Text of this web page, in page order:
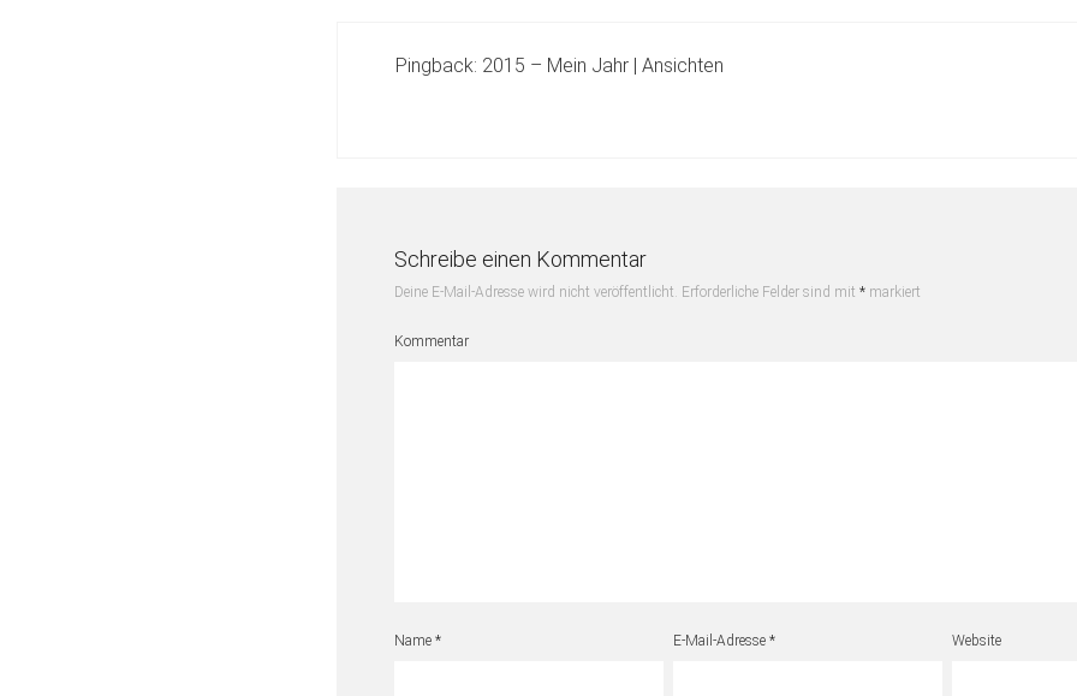
Pingback: 2015 – Mein Jahr | Ansichten
Schreibe einen Kommentar
Deine E-Mail-Adresse wird nicht veröffentlicht. Erforderliche Felder sind mit * markiert
Kommentar
Name * E-Mail-Adresse * Website